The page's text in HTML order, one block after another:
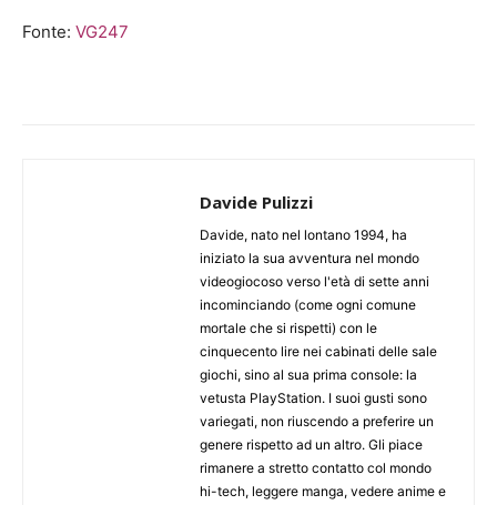
Fonte: VG247
Davide Pulizzi
Davide, nato nel lontano 1994, ha
iniziato la sua avventura nel mondo
videogiocoso verso l'età di sette anni
incominciando (come ogni comune
mortale che si rispetti) con le
cinquecento lire nei cabinati delle sale
giochi, sino al sua prima console: la
vetusta PlayStation. I suoi gusti sono
variegati, non riuscendo a preferire un
genere rispetto ad un altro. Gli piace
rimanere a stretto contatto col mondo
hi-tech, leggere manga, vedere anime e